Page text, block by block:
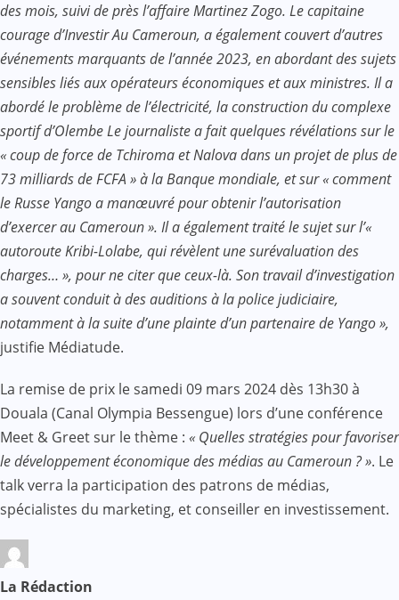
des mois, suivi de près l’affaire Martinez Zogo. Le capitaine
courage d’Investir Au Cameroun, a également couvert d’autres
événements marquants de l’année 2023, en abordant des sujets
sensibles liés aux opérateurs économiques et aux ministres. Il a
abordé le problème de l’électricité, la construction du complexe
sportif d’Olembe Le journaliste a fait quelques révélations sur le
« coup de force de Tchiroma et Nalova dans un projet de plus de
73 milliards de FCFA » à la Banque mondiale, et sur « comment
le Russe Yango a manœuvré pour obtenir l’autorisation
d’exercer au Cameroun ». Il a également traité le sujet sur l’«
autoroute Kribi-Lolabe, qui révèlent une surévaluation des
charges… », pour ne citer que ceux-là. Son travail d’investigation
a souvent conduit à des auditions à la police judiciaire,
notamment à la suite d’une plainte d’un partenaire de Yango »,
justifie Médiatude.
La remise de prix le samedi 09 mars 2024 dès 13h30 à
Douala (Canal Olympia Bessengue) lors d’une conférence
Meet & Greet sur le thème : « Quelles stratégies pour favoriser
le développement économique des médias au Cameroun ? ». Le
talk verra la participation des patrons de médias,
spécialistes du marketing, et conseiller en investissement.
La Rédaction